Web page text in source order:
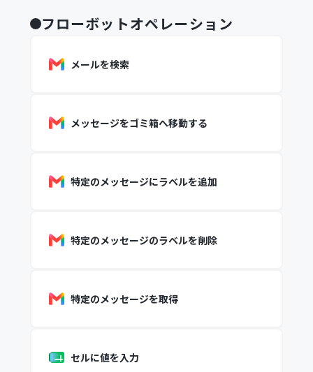
フローボットオペレーション
メールを検索
メッセージをゴミ箱へ移動する
特定のメッセージにラベルを追加
特定のメッセージのラベルを削除
特定のメッセージを取得
セルに値を入力